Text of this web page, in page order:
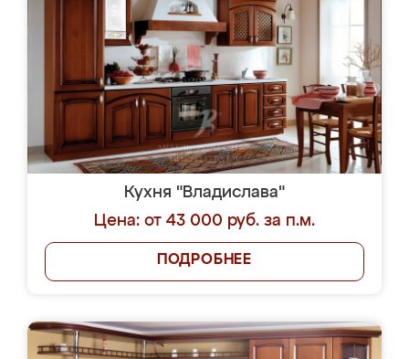
Кухня "Владислава"
Цена: от 43 000 руб. за п.м.
ПОДРОБНЕЕ